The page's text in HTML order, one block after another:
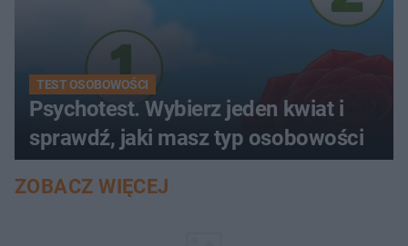
TEST OSOBOWOŚCI
Psychotest. Wybierz jeden kwiat i
sprawdź, jaki masz typ osobowości
ZOBACZ WIĘCEJ